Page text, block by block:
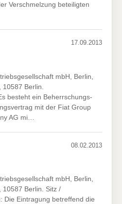
Verschmelzung beteiligten
17.09.2013
mbH, Berlin,
Berlin.
besteht ein Beherrschungs-
mit der Fiat Group
AG mi…
08.02.2013
mbH, Berlin,
Berlin. Sitz /
Die Eintragung betreffend die